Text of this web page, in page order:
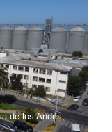
de los Andes,